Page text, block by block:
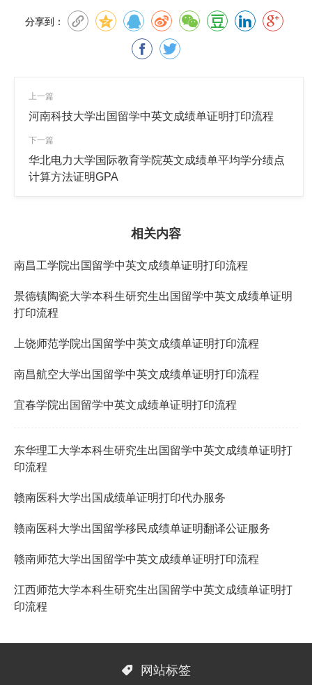
分享到：
上一篇
河南科技大学出国留学中英文成绩单证明打印流程
下一篇
华北电力大学国际教育学院英文成绩单平均学分绩点
计算方法证明GPA
相关内容
南昌工学院出国留学中英文成绩单证明打印流程
景德镇陶瓷大学本科生研究生出国留学中英文成绩单证明
打印流程
上饶师范学院出国留学中英文成绩单证明打印流程
南昌航空大学出国留学中英文成绩单证明打印流程
宜春学院出国留学中英文成绩单证明打印流程
东华理工大学本科生研究生出国留学中英文成绩单证明打
印流程
赣南医科大学出国成绩单证明打印代办服务
赣南医科大学出国留学移民成绩单证明翻译公证服务
赣南师范大学出国留学中英文成绩单证明打印流程
江西师范大学本科生研究生出国留学中英文成绩单证明打
印流程
 网站标签